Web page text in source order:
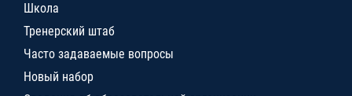
Школа
Тренерский штаб
Часто задаваемые вопросы
Новый набор